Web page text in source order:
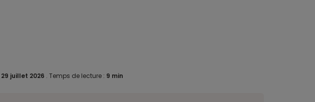
29 juillet 2026 . Temps de lecture : 9 min